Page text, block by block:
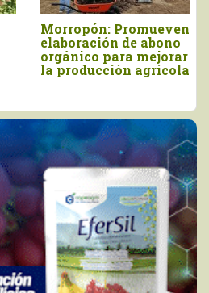
Morropón: Promueven
elaboración de abono
orgánico para mejorar
la producción agrícola